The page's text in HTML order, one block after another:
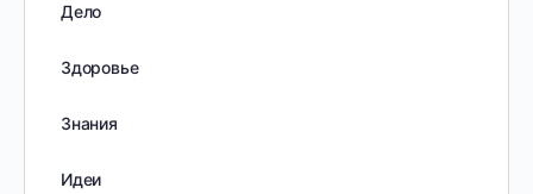
Дело
Здоровье
Знания
Идеи